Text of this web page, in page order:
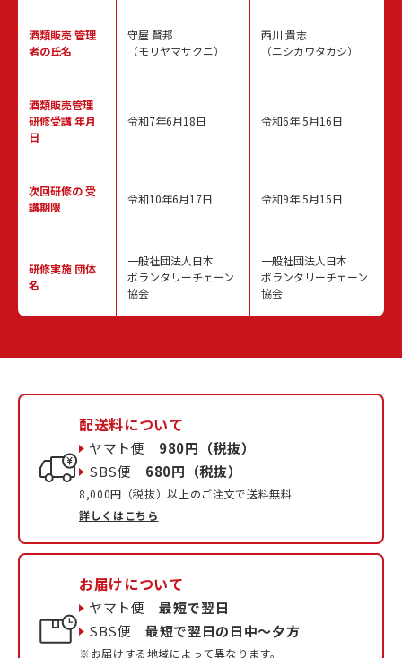
酒類販売管理
者の氏名
酒類販売管理
研修受講 年月
日
次回研修の受
講期限
研修実施 団体
名
守屋 賢邦
（モリヤマサクニ）
令和7年6月18日
令和10年6月17日
一般社団法人日本
ボランタリーチェーン
協会
西川 貴志
（ニシカワタカシ）
令和6年 5月16日
令和9年 5月15日
一般社団法人日本
ボランタリーチェーン
協会
配送料について
ヤマト便 980円（税抜）
SBS便 680円（税抜）
8,000円（税抜）以上のご注文で送料無料
詳しくはこちら
お届けについて
ヤマト便最短で翌日
SBS便最短で翌日の日中〜夕方
※お届けする地域によって異なります。